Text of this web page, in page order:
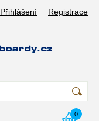
Přihlášení Registrace
0